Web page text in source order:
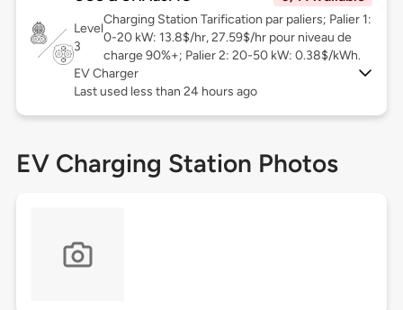
Level
3
Charging Station Tarification par paliers; Palier 1:
0-20 kW: 13.8$/hr, 27.59$/hr pour niveau de
charge 90%+; Palier 2: 20-50 kW: 0.38$/kWh.
EV Charger
Last used less than 24 hours ago
EV Charging Station Photos